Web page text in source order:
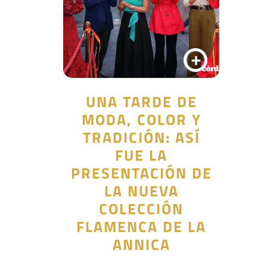
+
UNA TARDE DE
MODA, COLOR Y
TRADICIÓN: ASÍ
FUE LA
PRESENTACIÓN DE
LA NUEVA
COLECCIÓN
FLAMENCA DE LA
ANNICA